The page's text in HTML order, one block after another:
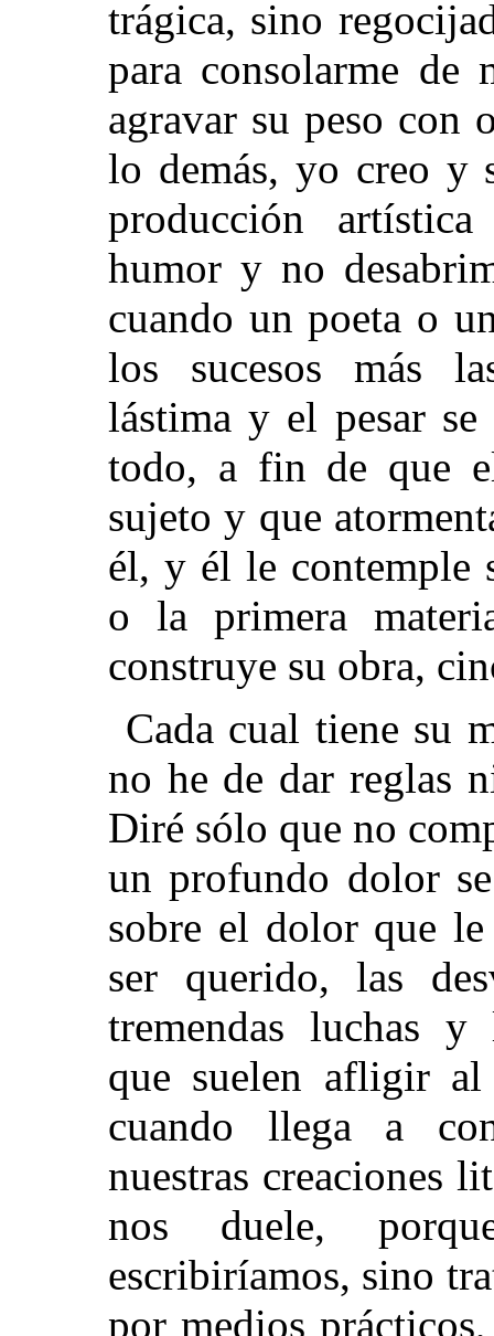
trágica, sino
para consolarme de
agravar su peso con
lo demás, yo creo y
producción
humor y no
cuando un poeta o
los sucesos más
lástima y el pesar
todo, a fin de que
sujeto y que
él, y él le contemple
o la primera
construye su obra,
Cada cual tiene su
no he de dar reglas
Diré sólo que no
un profundo dolor
sobre el dolor que
ser querido, las
tremendas luchas y
que suelen afligir
cuando llega a
nuestras creaciones
nos duele,
escribiríamos, sino
por medios